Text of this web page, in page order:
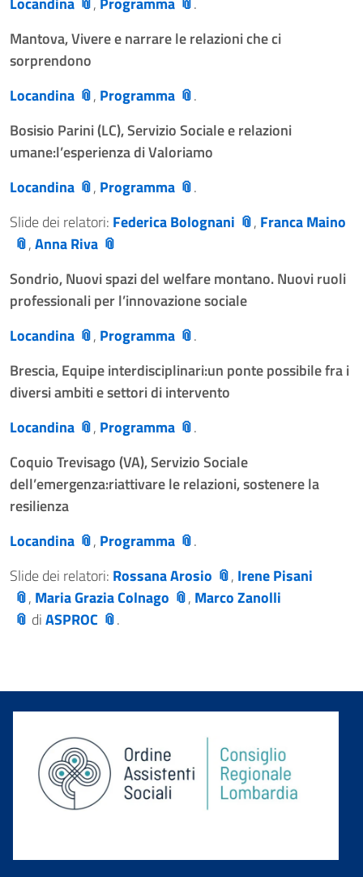
Mantova, Vivere e narrare le relazioni che ci
sorprendono
Locandina
, Programma
.
Bosisio Parini (LC), Servizio Sociale e relazioni
umane:l’esperienza di Valoriamo
Locandina
, Programma
.
Slide dei relatori: Federica Bolognani , Franca Maino
,Anna Riva
Sondrio, Nuovi spazi del welfare montano. Nuovi ruoli
professionali per l’innovazione sociale
Locandina
, Programma
.
Brescia, Equipe interdisciplinari:un ponte possibile fra i
diversi ambiti e settori di intervento
Locandina
, Programma
.
Coquio Trevisago (VA), Servizio Sociale
dell’emergenza:riattivare le relazioni, sostenere la
resilienza
Locandina
, Programma
.
Slide dei relatori: Rossana Arosio , Irene Pisani
, Maria Grazia Colnago , Marco Zanolli
diASPROC .